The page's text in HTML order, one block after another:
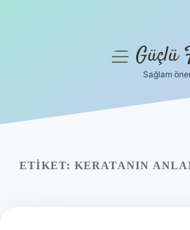
Yasal Uyarı
menüyüGüçlü
Sağlam
ETIKET: KERATANIN